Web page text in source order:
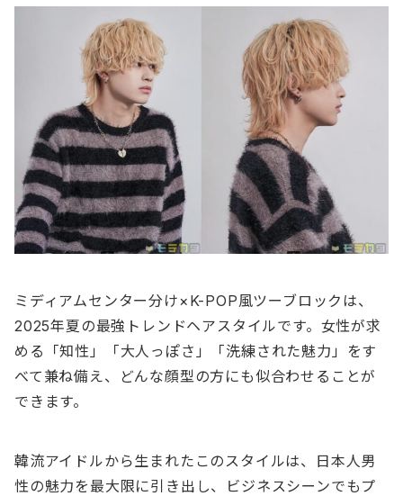
ミディアムセンター分け×K-POP風ツーブロックは、
2025年夏の最強トレンドヘアスタイルです。女性が求
める「知性」「大人っぽさ」「洗練された魅力」をす
べて兼ね備え、どんな顔型の方にも似合わせることが
できます。
韓流アイドルから生まれたこのスタイルは、日本人男
性の魅力を最大限に引き出し、ビジネスシーンでもプ